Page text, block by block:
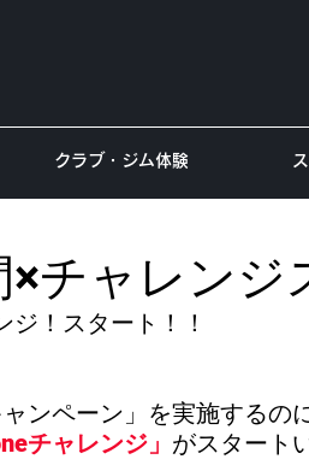
クラブ・ジム体験
チャレンジ
！スタート！！
ンペーン」を実施するの
チャレンジ」 がスタート